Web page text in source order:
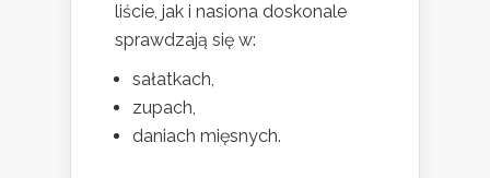
liście, jak i nasiona doskonale
sprawdzają się w:
sałatkach,
zupach,
daniach mięsnych.